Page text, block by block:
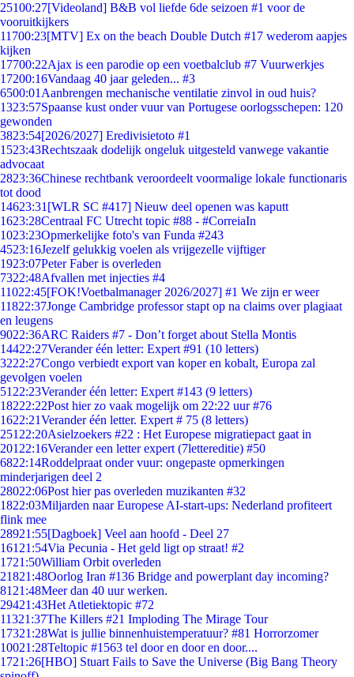
25100:27[Videoland] B&B vol liefde 6de seizoen #1 voor de
vooruitkijkers
11700:23[MTV] Ex on the beach Double Dutch #17 wederom aapjes
kijken
17700:22Ajax is een parodie op een voetbalclub #7 Vuurwerkjes
17200:16Vandaag 40 jaar geleden... #3
6500:01 Aanbrengen mechanische ventilatie zinvol in oud huis?
1323:57Spaanse kust onder vuur van Portugese oorlogsschepen: 120
gewonden
3823:54[2026/2027] Eredivisietoto #1
1523:43Rechtszaak dodelijk ongeluk uitgesteld vanwege vakantie
advocaat
2823:36Chinese rechtbank veroordeelt voormalige lokale functionaris
tot dood
14623:31 [WLR SC #417] Nieuw deel openen was kaputt
1623:28Centraal FC Utrecht topic #88 - #CorreiaIn
1023:23Opmerkelijke foto's van Funda #243
4523:16Jezelf gelukkig voelen als vrijgezelle vijftiger
1923:07Peter Faber is overleden
7322:48Afvallen met injecties #4
11022:45[FOK!Voetbalmanager 2026/2027] #1 We zijn er weer
11822:37Jonge Cambridge professor stapt op na claims over plagiaat
en leugens
9022:36ARC Raiders #7 - Don’t forget about Stella Montis
14422:27Verander één letter: Expert #91 (10 letters)
3222:27Congo verbiedt export van koper en kobalt, Europa zal
gevolgen voelen
51 22:23Verander één letter: Expert #143 (9 letters)
18222:22Post hier zo vaak mogelijk om 22:22 uur #76
1622:21Verander één letter. Expert # 75 (8 letters)
251 22:20Asielzoekers #22 : Het Europese migratiepact gaat in
201 22:16Verander een letter expert (7lettereditie) #50
6822:14Roddelpraat onder vuur: ongepaste opmerkingen
minderjarigen deel 2
28022:06Post hier pas overleden muzikanten #32
1822:03Miljarden naar Europese AI-start-ups: Nederland profiteert
flink mee
28921:55[Dagboek] Veel aan hoofd - Deel 27
161 21:54Via Pecunia - Het geld ligt op straat! #2
1721:50William Orbit overleden
21821:48Oorlog Iran #136 Bridge and powerplant day incoming?
81 21:48Meer dan 40 uur werken.
29421:43Het Atletiektopic #72
11321:37The Killers #21 Imploding The Mirage Tour
17321:28Wat is jullie binnenhuistemperatuur? #81 Horrorzomer
10021:28Teltopic #1563 tel door en door en door....
1721:26[HBO] Stuart Fails to Save the Universe (Big Bang Theory